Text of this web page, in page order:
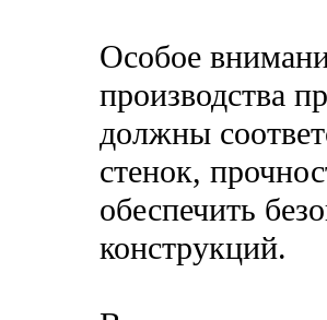
Особое
производства
должны
стенок,
обеспечить
конструкций.